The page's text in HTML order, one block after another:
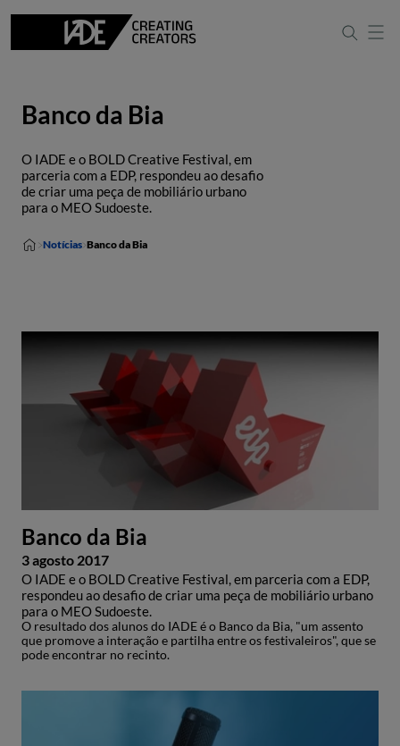
Banco da Bia
O IADE e o BOLD Creative Festival, em
parceria com a EDP, respondeu ao desafio
de criar uma peça de mobiliário urbano
para o MEO Sudoeste.
Notícias Banco da Bia
Banco da Bia
3 agosto 2017
O IADE e o BOLD Creative Festival, em parceria com a EDP,
respondeu ao desafio de criar uma peça de mobiliário urbano
para o MEO Sudoeste.
O resultado dos alunos do IADE é o Banco da Bia, "um assento
que promove a interação e partilha entre os festivaleiros", que se
pode encontrar no recinto.